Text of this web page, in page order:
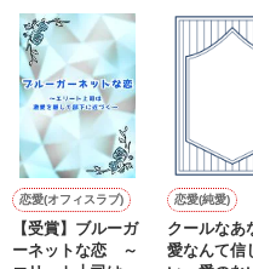
泣き方も、笑い方も、助け
でもみんなが教えてくれた。
『"愛してるよ"』
※表紙はフリー素材です。
た。
作
恋愛(オフィスラブ)
【受賞】ブルーガ
ーネットな恋 ～
恋愛(純愛)
クールなあ
愛なんて信